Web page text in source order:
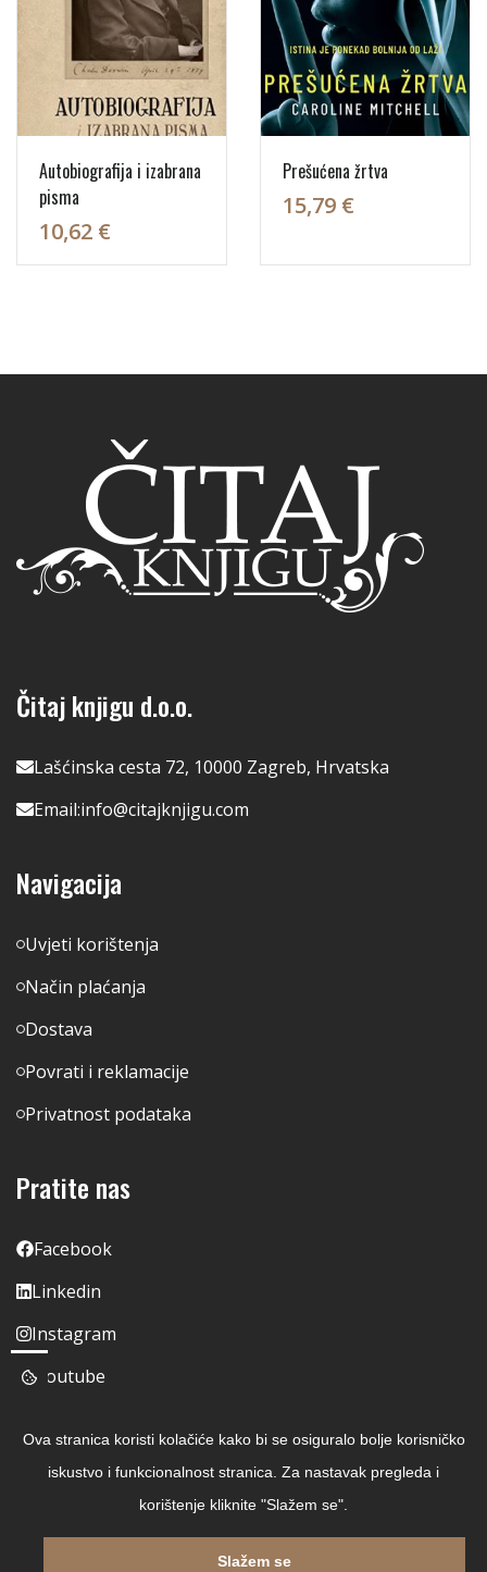
Autobiografija i izabrana
pisma
10,62 €
Prešućena žrtva
15,79 €
Čitaj knjigu d.o.o.
Lašćinska cesta 72, 10000 Zagreb, Hrvatska
Email:info@citajknjigu.com
Navigacija
Uvjeti korištenja
Način plaćanja
Dostava
Povrati i reklamacije
Privatnost podataka
Pratite nas
Facebook
Linkedin
Instagram
Youtube
Ova stranica koristi kolačiće kako bi se osiguralo bolje korisničko
iskustvo i funkcionalnost stranica. Za nastavak pregleda i
korištenje kliknite "Slažem se".
Slažem se